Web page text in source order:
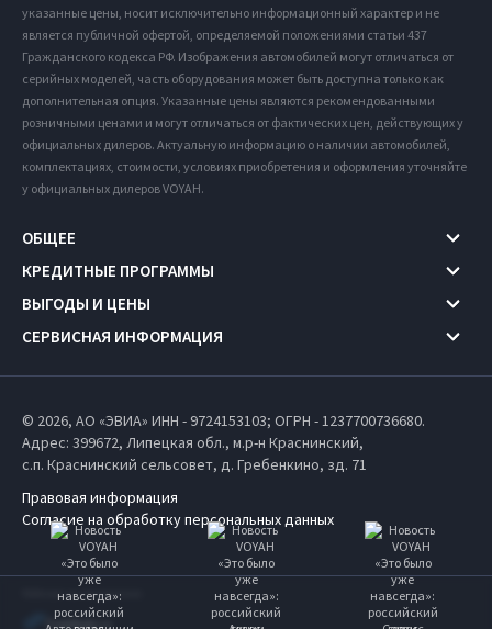
указанные цены, носит исключительно информационный характер и не
является публичной офертой, определяемой положениями статьи 437
Гражданского кодекса РФ. Изображения автомобилей могут отличаться от
серийных моделей, часть оборудования может быть доступна только как
дополнительная опция. Указанные цены являются рекомендованными
розничными ценами и могут отличаться от фактических цен, действующих у
официальных дилеров. Актуальную информацию о наличии автомобилей,
комплектациях, стоимости, условиях приобретения и оформления уточняйте
у официальных дилеров VOYAH.
ОБЩЕЕ
КРЕДИТНЫЕ ПРОГРАММЫ
ВЫГОДЫ И ЦЕНЫ
СЕРВИСНАЯ ИНФОРМАЦИЯ
© 2026, АО «ЭВИА» ИНН - 9724153103; ОГРН - 1237700736680.
Адрес: 399672, Липецкая обл., м.р-н Краснинский,
с.п. Краснинский сельсовет, д. Гребенкино, зд. 71
Правовая информация
Согласие на обработку персональных данных
Работает на технологиях